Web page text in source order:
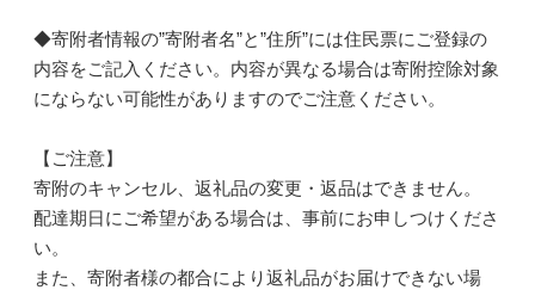
◆寄附者情報の”寄附者名”と”住所”には住民票にご登録の
内容をご記入ください。内容が異なる場合は寄附控除対象
にならない可能性がありますのでご注意ください。
【ご注意】
寄附のキャンセル、返礼品の変更・返品はできません。
配達期日にご希望がある場合は、事前にお申しつけくださ
い。
また、寄附者様の都合により返礼品がお届けできない場